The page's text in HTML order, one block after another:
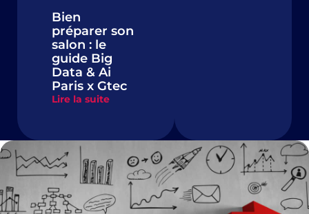
Bien
préparer son
salon : le
guide Big
Data & Ai
Paris x Gtec
Lire la suite